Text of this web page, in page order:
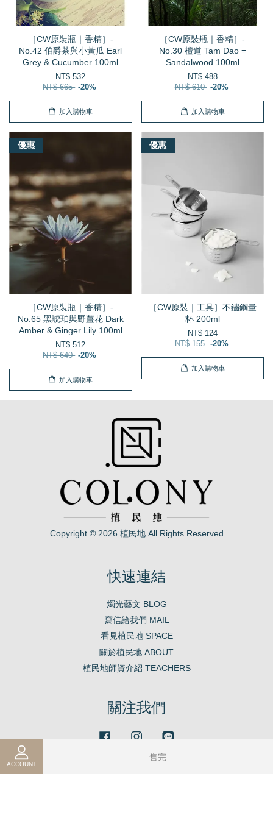
ACCOUNT
售完
［CW原裝瓶｜香精］-
No.42 伯爵茶與小黃瓜 Earl
Grey & Cucumber 100ml
NT$ 532
NT$ 665 -20%
加入購物車
［CW原裝瓶｜香精］-
No.30 檀道 Tam Dao =
Sandalwood 100ml
NT$ 488
NT$ 610 -20%
加入購物車
優惠
［CW原裝瓶｜香精］-
No.65 黑琥珀與野薑花 Dark
Amber & Ginger Lily 100ml
NT$ 512
NT$ 640 -20%
加入購物車
優惠
［CW原裝｜工具］不鏽鋼量
杯 200ml
NT$ 124
NT$ 155 -20%
加入購物車
Copyright © 2026 植民地 All Rights Reserved
快速連結
燭光藝文 BLOG
寫信給我們 MAIL
看見植民地 SPACE
關於植民地 ABOUT
植民地師資介紹 TEACHERS
關注我們
Facebook Instagram